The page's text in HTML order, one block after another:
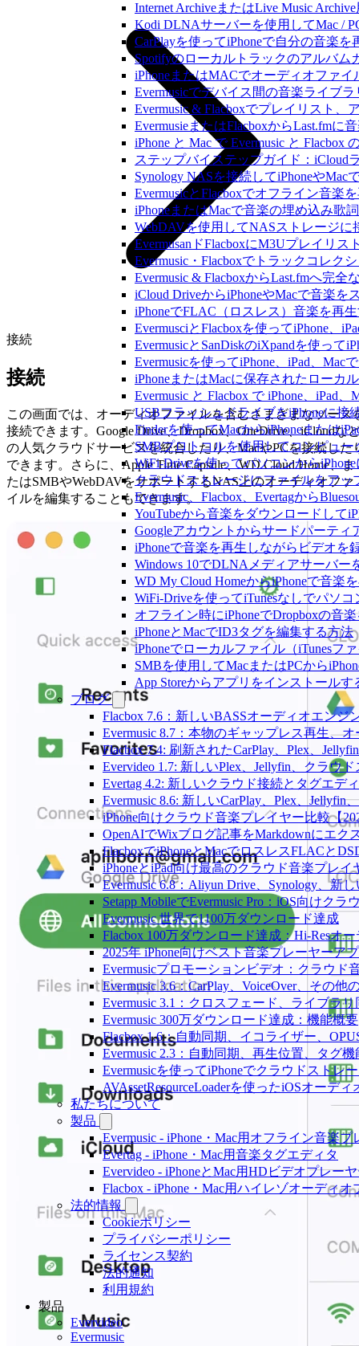
Internet ArchiveまたはLive Music
Kodi DLNAサーバーを使用してMac /
CarPlayを使ってiPhoneで自分の音楽を
Spotifyのローカルトラックのアルバ
iPhoneまたはMACでオーディオファ
Evermusicでデバイス間の音楽ライブ
Evermusic & Flacboxでプレイリスト
EvermusieまたはFlacboxからLast.fmに
iPhone と Mac で Evermusic と
ステップバイステップガイド：iCloud
Synology NASを接続してiPhoneやMac
EvermusicとFlacboxでオフライン音楽
iPhoneまたはMacで音楽の埋め込み歌
WebDAVを使用してNASストレージに
EvermusanドFlacboxにM3Uプレイリ
Evermusic・Flacboxでトラックコレク
Evermusic & FlacboxからLast.fmへ完
iCloud DriveからiPhoneやMacで音楽を
iPhoneでFLAC（ロスレス）音楽を再
EvermusciとFlacboxを使ってiPhone、
EvermusicとSanDiskのiXpandを使っ
Evermusicを使ってiPhone、iPad、Mac
iPhoneまたはMacに保存されたローカ
Evermusic と Flacbox で iPhone、iPad
USBフラッシュドライブをiPhoneに
Finderを使ってMacからiPhoneまたは
SMBプロトコルを使用してコンピュ
WiFi-Driveを使ってパソコンから
クラウドストレージにファイルをアッ
Evermusic、Flacbox、Evertagから
YouTubeから音楽をダウンロードして
Googleアカウントからサードパーティ
iPhoneで音楽を再生しながらビデオを
Windows 10でDLNAメディアサーバー
WD My Cloud HomeからiPhoneで音楽
WiFi-Driveを使ってiTunesなしでパソ
オフライン時にiPhoneでDropboxの音
iPhoneとMacでID3タグを編集する方法
iPhoneでローカルファイル（iTunesフ
SMBを使用してMacまたはPCから
App Storeからアプリをインストール
ブログ
Flacbox 7.6：新しいBASSオーディオエン
Evermusic 8.7：本物のギャップレス再生、
Flacbox 7.4: 刷新されたCarPlay、Plex、
Evervideo 1.7: 新しいPlex、Jellyfin、クラウ
Evertag 4.2: 新しいクラウド接続とタグエデ
Evermusic 8.6: 新しいCarPlay、Plex、Jellyfin
iPhone向けクラウド音楽プレイヤー比較【
OpenAIでWixブログ記事をMarkdownにエク
FlacboxでiPhoneとMacでロスレスFLACと
iPhoneとiPad向け最高のクラウド音楽プレイ
Evermusic 6.8：Aliyun Drive、Synology、新
Setapp MobileでEvermusic Pro：iOS向けクラ
Evermusic 世界で1100万ダウンロード達成
Flacbox 100万ダウンロード達成：Hi-Resオ
2025年 iPhone向けベスト音楽プレーヤーア
Evermusicプロモーションビデオ：クラウド
Evermusic 3.6：CarPlay、VoiceOver、その他
Evermusic 3.1：クロスフェード、ライブラ
Evermusic 300万ダウンロード達成：機能概要
Flacbox 1.6：自動同期、イコライザー、
Evermusic 2.3：自動同期、再生位置、タグ機
Evermusicを使ってiPhoneでクラウドストレ
AVAssetResourceLoaderを使ったiOSオーデ
私たちについて
製品
Evermusic - iPhone・Mac用オフライン音楽プ
Evertag - iPhone・Mac用音楽タグエディタ
Evervideo - iPhoneとMac用HDビデオプレー
Flacbox - iPhone・Mac用ハイレゾオーディオ
法的情報
Cookieポリシー
プライバシーポリシー
ライセンス契約
法的通知
利用規約
製品
Evervideo
Evermusic
接続
接続
この画面では、オーディオファイルを含むさまざまなソース
接続できます。Google Drive、Dropbox、OneDrive、iCloudな
の人気クラウドサービスを統合したり、MacやPCを接続した
できます。さらに、Apple Time Capsule、WD Cloud Home、ま
たはSMBやWebDAVをサポートするNAS上のオーディオファ
イルを編集することもできます。